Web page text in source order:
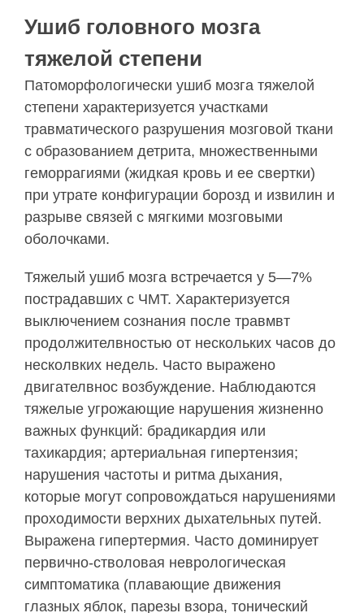
Ушиб головного мозга
тяжелой степени
Патоморфологически ушиб мозга тяжелой
степе­ни характеризуется участками
травматического раз­рушения мозговой ткани
с образованием детрита, множественными
геморрагиями (жидкая кровь и ее свертки)
при утрате конфигурации борозд и извилин и
разрыве связей с мягкими мозговыми
оболочками.
Тяжелый ушиб мозга встречается у 5—7%
пост­радавших с ЧМТ. Характеризуется
выключением сознания после травмвт
продолжителвностью от нескольких часов до
несколвких недель. Часто вы­ражено
двигателвнос возбуждение. Наблюдаются
тяжелые угрожающие нарушения жизненно
важных функций: брадикардия или
тахикардия; артериаль­ная гипертензия;
нарушения частоты и ритма дыха­ния,
которые могут сопровождаться нарушениями
проходимости верхних дыхательных путей.
Выраже­на гипертермия. Часто доминирует
первично-ство­ловая неврологическая
симптоматика (плавающие движения
глазных яблок, парезы взора, тониче­ский